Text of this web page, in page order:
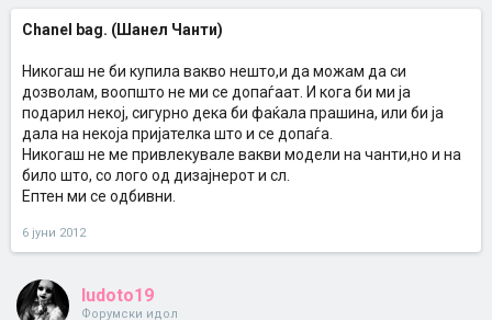
Chanel bag. (Шанел Чанти)
Никогаш не би купила вакво нешто,и да можам да си
дозволам, воопшто не ми се допаѓаат. И кога би ми ја
подарил некој, сигурно дека би фаќала прашина, или би ја
дала на некоја пријателка што и се допаѓа.
Никогаш не ме привлекувале вакви модели на чанти,но и на
било што, со лого од дизајнерот и сл.
Ептен ми се одбивни.
6 јуни 2012
ludoto19
Форумски идол